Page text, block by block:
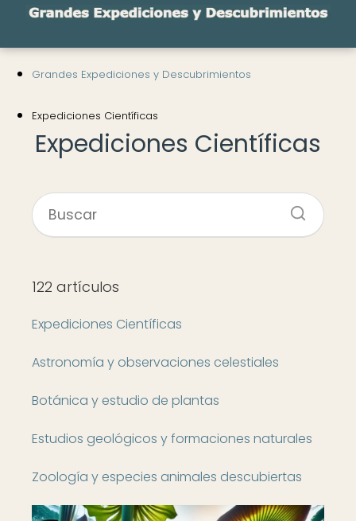
Grandes Expediciones y Descubrimientos
Expediciones Científicas
Expediciones Científicas
122 artículos
Expediciones Científicas
Astronomía y observaciones celestiales
Botánica y estudio de plantas
Estudios geológicos y formaciones naturales
Zoología y especies animales descubiertas